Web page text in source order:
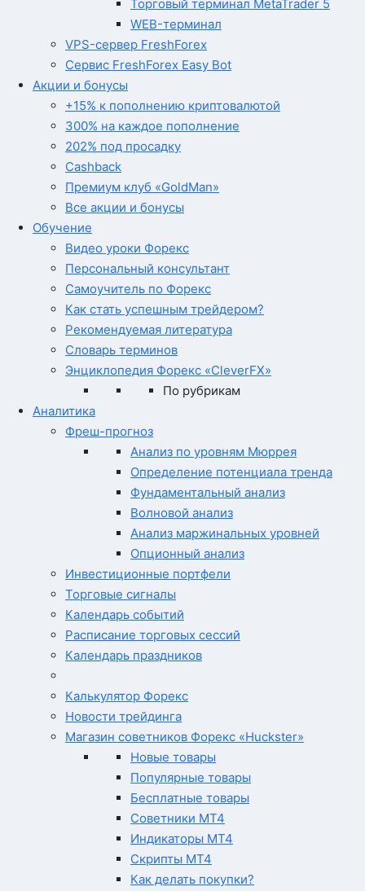
Торговый терминал MetaTrader 5
WEB-терминал
VPS-сервер FreshForex
Сервис FreshForex Easy Bot
Акции и бонусы
+15% к пополнению криптовалютой
300% на каждое пополнение
202% под просадку
Cashback
Премиум клуб «GoldMan»
Все акции и бонусы
Обучение
Видео уроки Форекс
Персональный консультант
Самоучитель по Форекс
Как стать успешным трейдером?
Рекомендуемая литература
Словарь терминов
Энциклопедия Форекс «CleverFX»
По рубрикам
Аналитика
Фреш-прогноз
Анализ по уровням Мюррея
Определение потенциала тренда
Фундаментальный анализ
Волновой анализ
Анализ маржинальных уровней
Опционный анализ
Инвестиционные портфели
Торговые сигналы
Календарь событий
Расписание торговых сессий
Календарь праздников
Калькулятор Форекс
Новости трейдинга
Магазин советников Форекс «Huckster»
Новые товары
Популярные товары
Бесплатные товары
Советники MT4
Индикаторы MT4
Скрипты MT4
Как делать покупки?